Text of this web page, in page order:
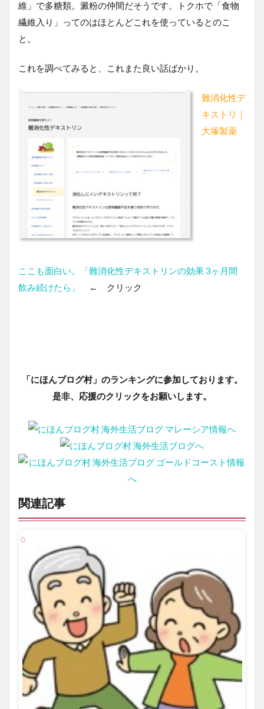
維」で多糖類。澱粉の仲間だそうです。トクホで「食物
繊維入り」ってのはほとんどこれを使っているとのこ
と。
これを調べてみると、これまた良い話ばかり。
難消化性デ
キストリ｜
大塚製薬
ここも面白い。「難消化性デキストリンの効果 3ヶ月間
飲み続けたら」
← クリック
「にほんブログ村」のランキングに参加しております。
是非、応援のクリックをお願いします。
関連記事